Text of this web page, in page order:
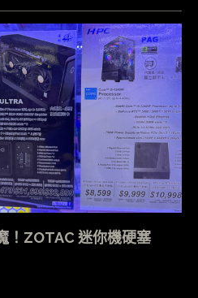
！ZOTAC 迷你機硬塞